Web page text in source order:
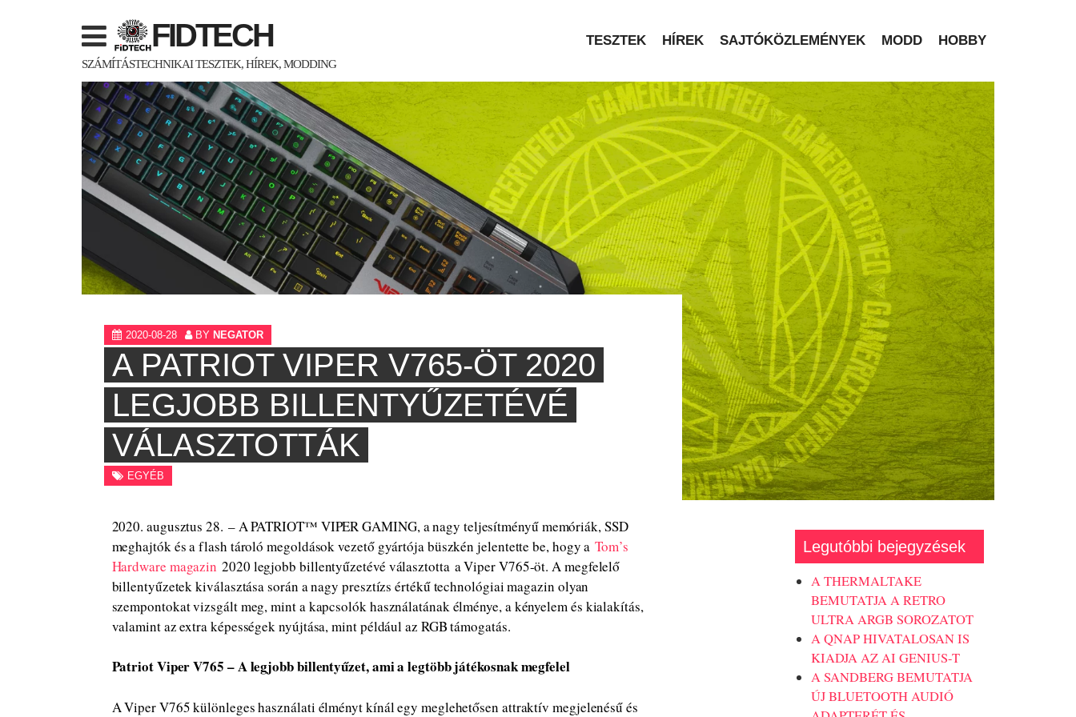
FIDTECH
SZÁMÍTÁSTECHNIKAI TESZTEK, HÍREK, MODDING
TESZTEK HÍREK SAJTÓKÖZLEMÉNYEK MODD HOBBY
2020-08-28 BY NEGATOR
A PATRIOT VIPER V765-ÖT 2020
LEGJOBB BILLENTYŰZETÉVÉ
VÁLASZTOTTÁK
EGYÉB
2020. augusztus 28. – A PATRIOT™ VIPER GAMING, a nagy teljesítményű memóriák, SSD
meghajtók és a flash tároló megoldások vezető gyártója büszkén jelentette be, hogy aTom’s
Hardware magazin 2020 legjobb billentyűzetévé választotta a Viper V765-öt. A megfelelő
billentyűzetek kiválasztása során a nagy presztízs értékű technológiai magazin olyan
szempontokat vizsgált meg, mint a kapcsolók használatának élménye, a kényelem és kialakítás,
valamint az extra képességek nyújtása, mint például az RGB támogatás.
Patriot Viper V765 – A legjobb billentyűzet, ami a legtöbb játékosnak megfelel
A Viper V765 különleges használati élményt kínál egy meglehetősen attraktív megjelenésű és
Legutóbbi bejegyzések
A THERMALTAKE
BEMUTATJA A RETRO
ULTRA ARGB SOROZATOT
A QNAP HIVATALOSAN IS
KIADJA AZ AI GENIUS-T
A SANDBERG BEMUTATJA
ÚJ BLUETOOTH AUDIÓ